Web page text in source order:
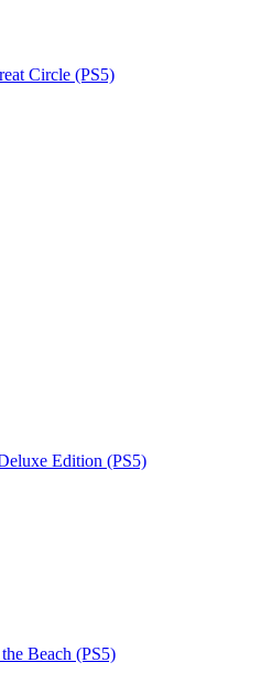
Circle (PS5)
Edition (PS5)
Beach (PS5)